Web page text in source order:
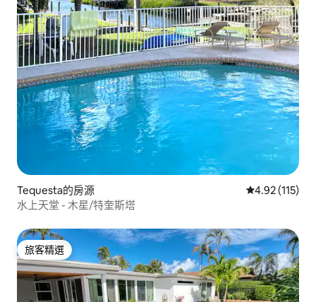
Tequesta的房源 從 115 則評價
4.92 (115)
水上天堂 - 木星/特奎斯塔
旅客精選
旅客精選